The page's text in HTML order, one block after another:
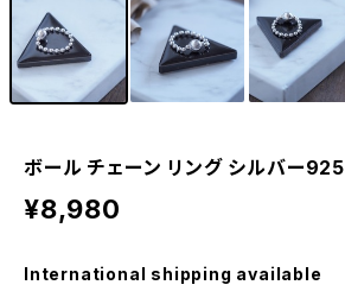
ボール チェーン リング シルバー925
¥8,980
International shipping available